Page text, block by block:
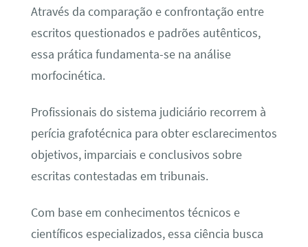
Através da comparação e confrontação entre
escritos questionados e padrões autênticos,
essa prática fundamenta-se na análise
morfocinética.
Profissionais do sistema judiciário recorrem à
perícia grafotécnica para obter esclarecimentos
objetivos, imparciais e conclusivos sobre
escritas contestadas em tribunais.
Com base em conhecimentos técnicos e
científicos especializados, essa ciência busca